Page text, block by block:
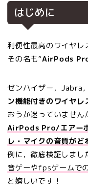
はじめに
利便性最高のワイヤレ
その名も”AirPods
ゼンハイザー，Jabra
ン機能付きのワイヤレ
おうか迷っていません
AirPods Pro/エアー
レ・マイクの音質がど
例に，徹底検証しまし
音ゲーやfpsゲームで
と嬉しいです！